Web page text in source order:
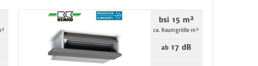
bsi 15 m²
ca. Raumgröße m²
ab17 dB